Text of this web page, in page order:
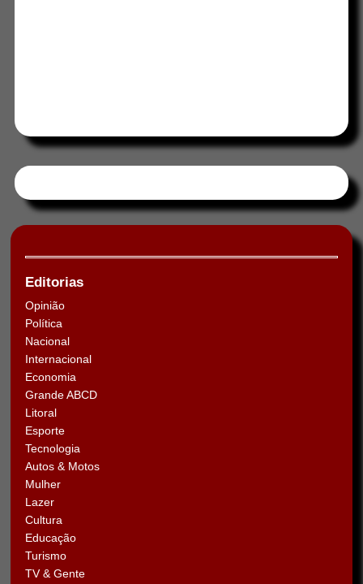
Editorias
Opinião
Política
Nacional
Internacional
Economia
Grande ABCD
Litoral
Esporte
Tecnologia
Autos & Motos
Mulher
Lazer
Cultura
Educação
Turismo
TV & Gente